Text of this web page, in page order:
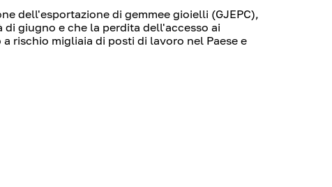
dell'esportazione di gemmee gioielli (GJEPC),
giugno e che la perdita dell'accesso ai
rischio migliaia di posti di lavoro nel Paese e